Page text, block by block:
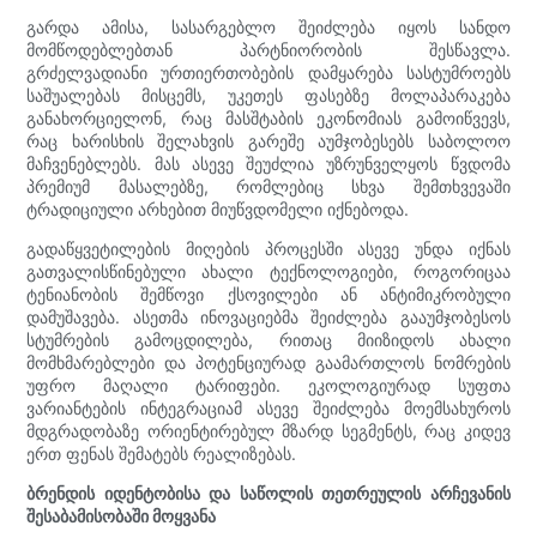
გარდა ამისა, სასარგებლო შეიძლება იყოს სანდო
მომწოდებლებთან პარტნიორობის შესწავლა.
გრძელვადიანი ურთიერთობების დამყარება სასტუმროებს
საშუალებას მისცემს, უკეთეს ფასებზე მოლაპარაკება
განახორციელონ, რაც მასშტაბის ეკონომიას გამოიწვევს,
რაც ხარისხის შელახვის გარეშე აუმჯობესებს საბოლოო
მაჩვენებლებს. მას ასევე შეუძლია უზრუნველყოს წვდომა
პრემიუმ მასალებზე, რომლებიც სხვა შემთხვევაში
ტრადიციული არხებით მიუწვდომელი იქნებოდა.
გადაწყვეტილების მიღების პროცესში ასევე უნდა იქნას
გათვალისწინებული ახალი ტექნოლოგიები, როგორიცაა
ტენიანობის შემწოვი ქსოვილები ან ანტიმიკრობული
დამუშავება. ასეთმა ინოვაციებმა შეიძლება გააუმჯობესოს
სტუმრების გამოცდილება, რითაც მიიზიდოს ახალი
მომხმარებლები და პოტენციურად გაამართლოს ნომრების
უფრო მაღალი ტარიფები. ეკოლოგიურად სუფთა
ვარიანტების ინტეგრაციამ ასევე შეიძლება მოემსახუროს
მდგრადობაზე ორიენტირებულ მზარდ სეგმენტს, რაც კიდევ
ერთ ფენას შემატებს რეალიზებას.
ბრენდის იდენტობისა და საწოლის თეთრეულის არჩევანის
შესაბამისობაში მოყვანა